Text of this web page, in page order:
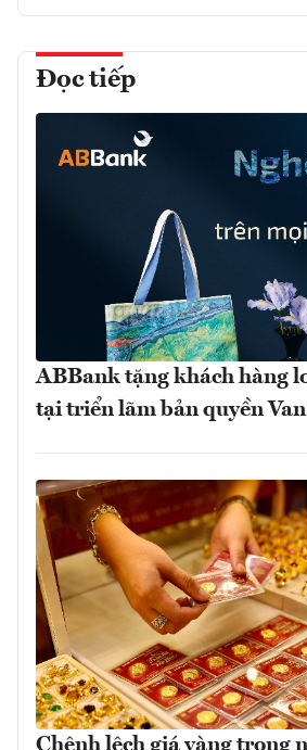
Đọc tiếp
ABBank tặng khách hàng
tại triển lãm bản quyền
Chênh lệch giá vàng trong